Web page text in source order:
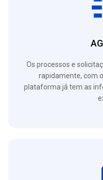
Os processos e
rapidamente, com
plataforma já tem as